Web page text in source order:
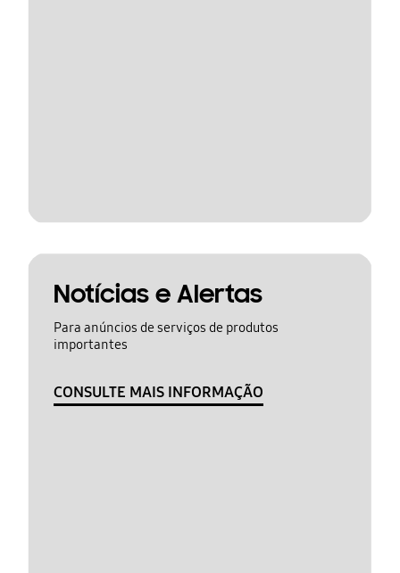
Notícias e Alertas
Para anúncios de serviços de produtos
importantes
CONSULTE MAIS INFORMAÇÃO